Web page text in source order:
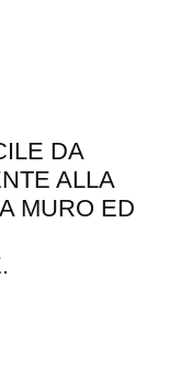
DA
ALLA
MURO ED